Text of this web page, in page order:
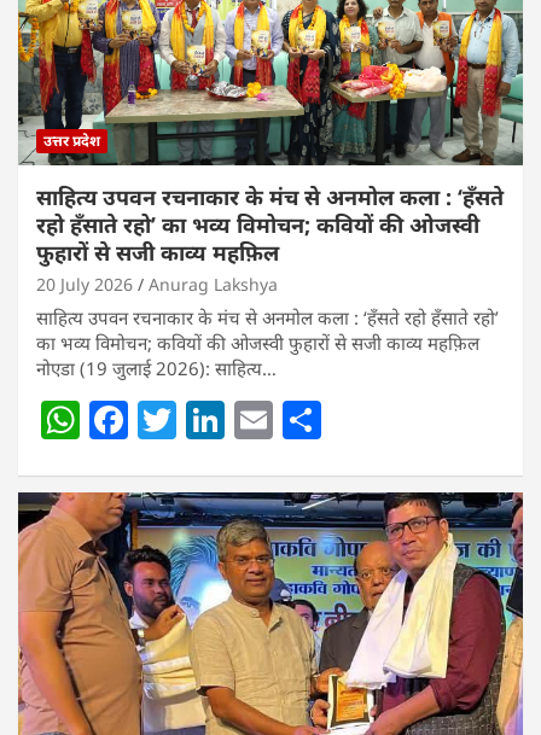
उत्तर प्रदेश
साहित्य उपवन रचनाकार के मंच से अनमोल कला : ‘हॅंसते
रहो हॅंसाते रहो’ का भव्य विमोचन; कवियों की ओजस्वी
फुहारों से सजी काव्य महफ़िल
20 July 2026 Anurag Lakshya
साहित्य उपवन रचनाकार के मंच से अनमोल कला : ‘हॅंसते रहो हॅंसाते रहो’
का भव्य विमोचन; कवियों की ओजस्वी फुहारों से सजी काव्य महफ़िल
नोएडा (19 जुलाई 2026): साहित्य…
W
at
s
A
p
p
F
c
e
b
o
o
k
T
itt
er
Li
k
e
dI
n
E
ai
l
ar
e